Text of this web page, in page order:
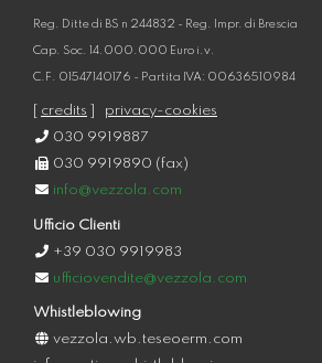
Reg. Ditte di BS n 244832 - Reg. Impr. di Brescia
Cap. Soc. 14.000.000 Euro i.v.
C.F. 01547140176 - Partita IVA: 00636510984
credits
privacy-cookies
030 9919887
030 9919890 (fax)
info@vezzola.com
Ufficio Clienti
+39 030 9919983
ufficiovendite@vezzola.com
Whistleblowing
vezzola.wb.teseoerm.com